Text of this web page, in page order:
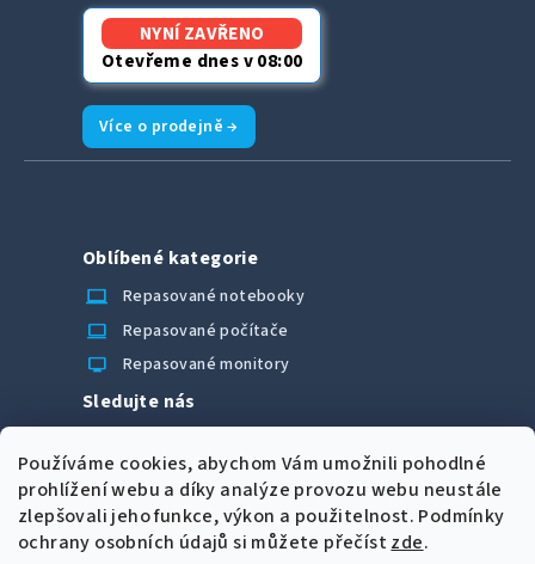
Používáme cookies, abychom Vám umožnili pohodlné
prohlížení webu a díky analýze provozu webu neustále
zlepšovali jeho funkce, výkon a použitelnost. Podmínky
ochrany osobních údajů si můžete přečíst zde.
NYNÍ ZAVŘENO
Otevřeme dnes v 08:00
Více o prodejně →
Oblíbené kategorie
laptop_chromebook
Repasované notebooky
computer Repasované počítače
monitor Repasované monitory
Sledujte nás
Možnosti úhrady